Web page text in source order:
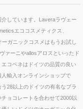
しています。Laveraラヴェー
エココスメティクス、
ガニックコスメはもうお試し
ァーニやallosアロスといったド
コベネはドイツの品質の良い
輸入オンラインショップで
28以上のドイツの有名なブラ
ョコレートを合わせて2000以